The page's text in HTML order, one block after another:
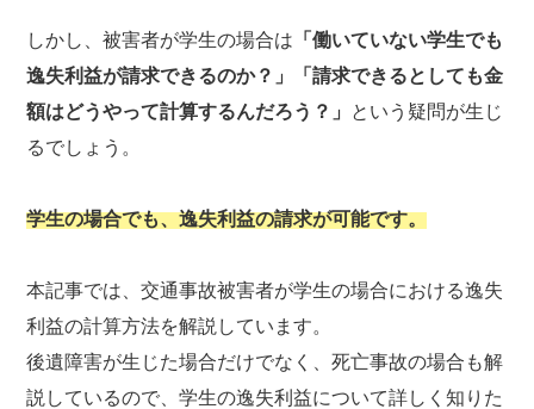
しかし、被害者が学生の場合は 「働いていない学生でも
逸失利益が請求できるのか？」「請求できるとしても金
額はどうやって計算するんだろう？」 という疑問が生じ
るでしょう。
学生の場合でも、逸失利益の請求が可能です。
本記事では、交通事故被害者が学生の場合における逸失
利益の計算方法を解説しています。
後遺障害が生じた場合だけでなく、死亡事故の場合も解
説しているので、学生の逸失利益について詳しく知りた